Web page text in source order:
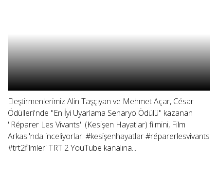
Eleştirmenlerimiz Alin Taşçıyan ve Mehmet Açar, César
Ödülleri'nde "En İyi Uyarlama Senaryo Ödülü" kazanan
"Réparer Les Vivants" (Kesişen Hayatlar) filmini, Film
Arkası'nda inceliyorlar. #kesişenhayatlar #réparerlesvivants
#trt2filmleri TRT 2 YouTube kanalına...